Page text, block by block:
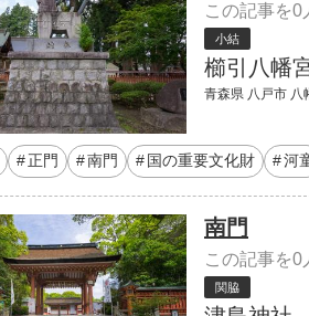
この記事を0
小結
櫛引八幡
青森県 八戸市 八
正門 南門 国の重要文化財 河
南門
この記事を0
関脇